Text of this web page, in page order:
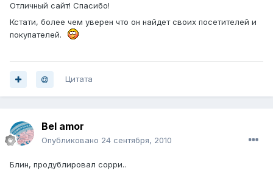
Отличный сайт! Спасибо!
Кстати, более чем уверен что он найдет своих посетителей и
покупателей.
Цитата
Bel amor
Опубликовано 24 сентября, 2010
Блин, продублировал сорри..